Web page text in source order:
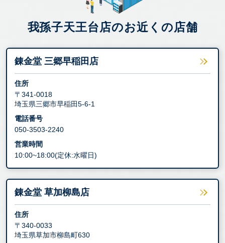
我孫子天王台店のお近くの店舗
錬金堂 三郷早稲田店
住所
〒341-0018
埼玉県三郷市早稲田5-6-1
電話番号
050-3503-2240
営業時間
10:00~18:00(定休:水曜日)
錬金堂 草加柳島店
住所
〒340-0033
埼玉県草加市柳島町630